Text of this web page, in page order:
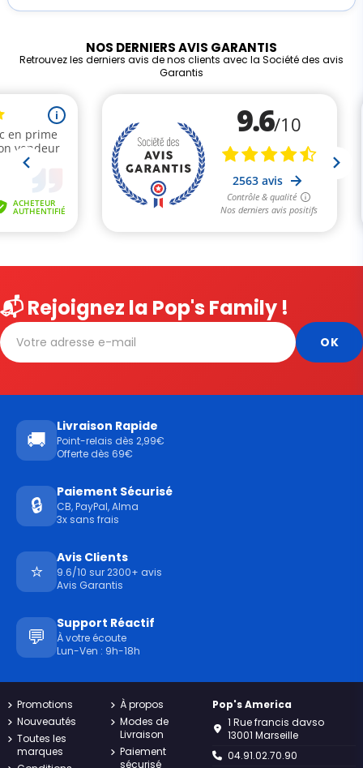
NOS DERNIERS AVIS GARANTIS
Retrouvez les derniers avis de nos clients avec la Société des avis
Garantis
📬 Rejoignez la Pop's Family !
🚚
Livraison Rapide
Point-relais dès 2,99€
Offerte dès 69€
🔒
Paiement Sécurisé
CB, PayPal, Alma
3x sans frais
⭐
Avis Clients
9.6/10 sur 2300+ avis
Avis Garantis
💬
Support Réactif
À votre écoute
Lun-Ven : 9h-18h
Promotions
Nouveautés
Toutes les
marques
À propos
Modes de
Livraison
Paiement
sécurisé
Pop's America
1 Rue francis davso
13001 Marseille
04.91.02.70.90